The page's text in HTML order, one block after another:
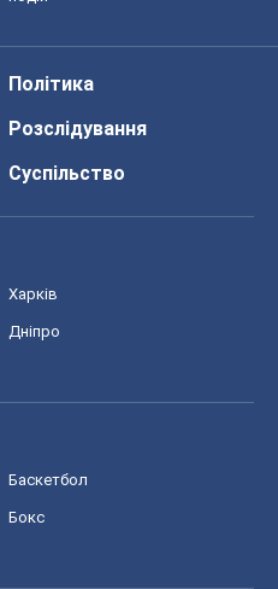
Політика
Розслідування
Суспільство
Харків
Дніпро
Баскетбол
Бокс